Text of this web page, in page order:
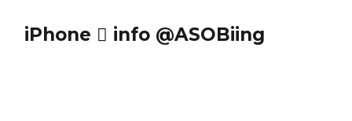
iPhone  info @ASOBiing